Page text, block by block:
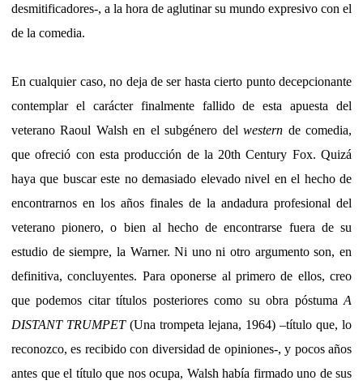
desmitificadores-, a la hora de aglutinar su mundo expresivo con el
de la comedia.
En cualquier caso, no deja de ser hasta cierto punto decepcionante
contemplar el carácter finalmente fallido de esta apuesta del
veterano Raoul Walsh en el subgénero delwestern de comedia,
que ofreció con esta producción de la 20th Century Fox. Quizá
haya que buscar este no demasiado elevado nivel en el hecho de
encontrarnos en los años finales de la andadura profesional del
veterano pionero, o bien al hecho de encontrarse fuera de su
estudio de siempre, la Warner. Ni uno ni otro argumento son, en
definitiva, concluyentes. Para oponerse al primero de ellos, creo
que podemos citar títulos posteriores como su obra póstuma A
DISTANT TRUMPET(Una trompeta lejana, 1964) –título que, lo
reconozco, es recibido con diversidad de opiniones-, y pocos años
antes que el título que nos ocupa, Walsh había firmado uno de sus